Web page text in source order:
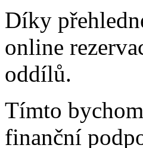
Díky
online
oddílů.
Tímto
finanční